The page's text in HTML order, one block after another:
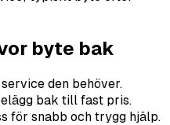
byte bak
service den behöver.
bak till fast pris.
för snabb och trygg hjälp.